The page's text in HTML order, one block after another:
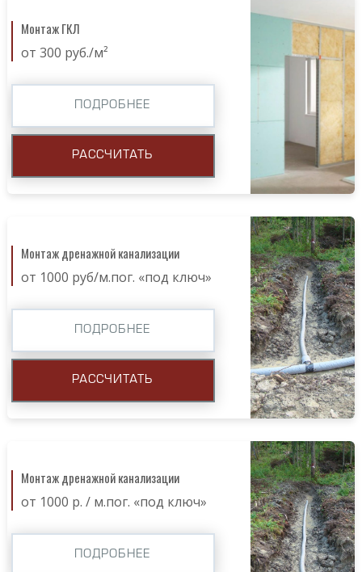
Монтаж ГКЛ
от 300 руб./м²
ПОДРОБНЕЕ
РАССЧИТАТЬ
Монтаж дренажной канализации
от 1000 руб/м.пог. «под ключ»
ПОДРОБНЕЕ
РАССЧИТАТЬ
Монтаж дренажной канализации
от 1000 р. / м.пог. «под ключ»
ПОДРОБНЕЕ